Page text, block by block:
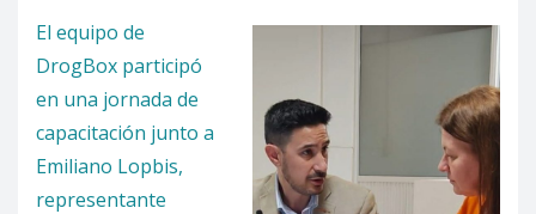
El equipo de
DrogBox participó
en una jornada de
capacitación junto a
Emiliano Lopbis,
representante